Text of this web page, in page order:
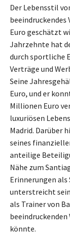
Der Lebensstil
beeindruckendes
Euro geschätzt
Jahrzehnte hat
durch sportliche
Verträge und
Seine
Euro, und er
Millionen Euro
luxuriösen
Madrid. Darüber
seines
anteilige
Nähe zum
Erinnerungen
unterstreicht
als Trainer von
könnte.